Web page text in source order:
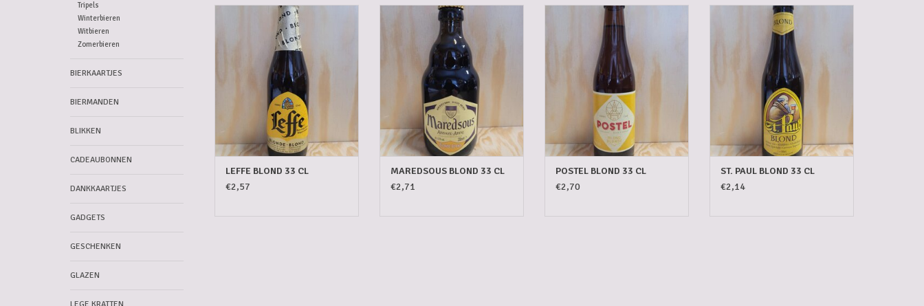
Tripels
Winterbieren
Witbieren
Zomerbieren
BIERKAARTJES
BIERMANDEN
BLIKKEN
CADEAUBONNEN
DANKKAARTJES
GADGETS
GESCHENKEN
GLAZEN
LEFFE BLOND 33 CL
TOEVOEGEN AAN WINKELWAGEN
LEFFE BLOND 33 CL
€2,57
MAREDSOUS 6° BLOND 33 CL
TOEVOEGEN AAN WINKELWAGEN
MAREDSOUS BLOND 33 CL
€2,71
POSTEL BLOND 33 CL
TOEVOEGEN AAN WINKELWAGEN
POSTEL BLOND 33 CL
€2,70
ST. PAUL BLOND 33 CL
TOEVOEGEN AAN WINKELWAGEN
ST. PAUL BLOND 33 CL
€2,14